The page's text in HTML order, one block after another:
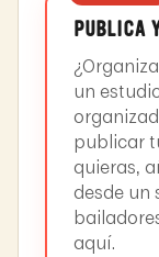
PUBLICA
un
publicar
quieras,
desde un
aquí.